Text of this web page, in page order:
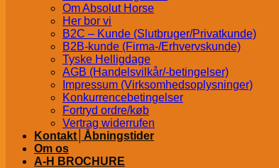
Om Absolut Horse
Her bor vi
B2C – Kunde (Slutbruger/Privatkunde)
B2B-kunde (Firma-/Erhvervskunde)
Tyske Helligdage
AGB (Handelsvilkår/-betingelser)
Impressum (Virksomhedsoplysninger)
Konkurrencebetingelser
Fortryd ordre/køb
Vertrag widerrufen
Kontakt│Åbningstider
Om os
A-H BROCHURE